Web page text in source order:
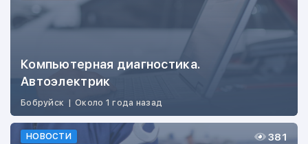
Компьютерная диагностика.
Автоэлектрик
Бобруйск | Около 1 года назад
НОВОСТИ 381